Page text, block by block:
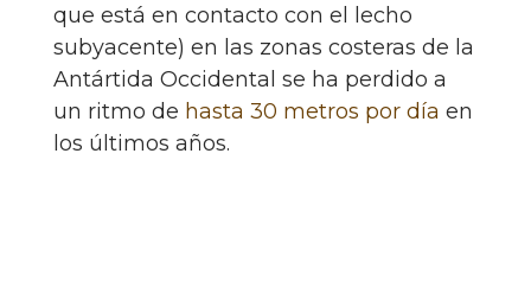
que está en contacto con el lecho
subyacente) en las zonas costeras de la
Antártida Occidental se ha perdido a
un ritmo de hasta 30 metros por día en
los últimos años.